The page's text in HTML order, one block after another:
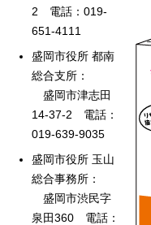
2 電話：019-
651-4111
盛岡市役所 都南
総合支所：
盛岡市津志田
14-37-2 電話：
019-639-9035
盛岡市役所 玉山
総合事務所：
盛岡市渋民字
泉田360 電話：